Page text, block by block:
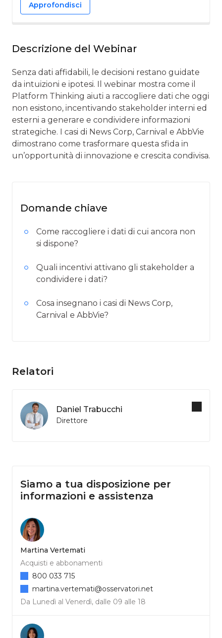
Approfondisci
Descrizione del Webinar
Senza dati affidabili, le decisioni restano guidate
da intuizioni e ipotesi. Il webinar mostra come il
Platform Thinking aiuti a raccogliere dati che oggi
non esistono, incentivando stakeholder interni ed
esterni a generare e condividere informazioni
strategiche. I casi di News Corp, Carnival e AbbVie
dimostrano come trasformare questa sfida in
un’opportunità di innovazione e crescita condivisa.
Domande chiave
Come raccogliere i dati di cui ancora non
si dispone?
Quali incentivi attivano gli stakeholder a
condividere i dati?
Cosa insegnano i casi di News Corp,
Carnival e AbbVie?
Relatori
Daniel Trabucchi
Direttore
Siamo a tua disposizione per
informazioni e assistenza
Martina Vertemati
Acquisti e abbonamenti
Da Lunedì al Venerdì, dalle 09 alle 18
800 033 715
martina.vertemati@osservatori.net